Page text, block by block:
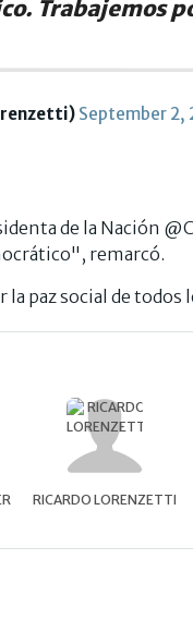
Trabajemos
September 2,
de la Nación
remarcó.
paz social de
RICARDO LORENZETTI